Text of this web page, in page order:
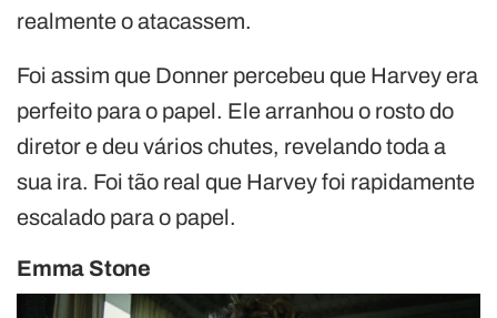
realmente o atacassem.
Foi assim que Donner percebeu que Harvey era
perfeito para o papel. Ele arranhou o rosto do
diretor e deu vários chutes, revelando toda a
sua ira. Foi tão real que Harvey foi rapidamente
escalado para o papel.
Emma Stone